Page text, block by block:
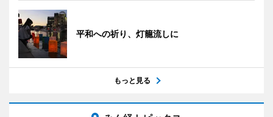
平和への祈り、灯籠流しに
もっと見る